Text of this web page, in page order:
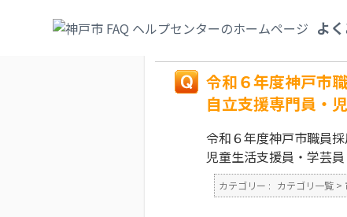
よ
支援専門員・児童生活支援員・学芸員・司
令和６年度神戸市
自立支援専門員・
令和６年度神戸市職員
児童生活支援員・学芸員
カテゴリー : カテゴリ一覧 >